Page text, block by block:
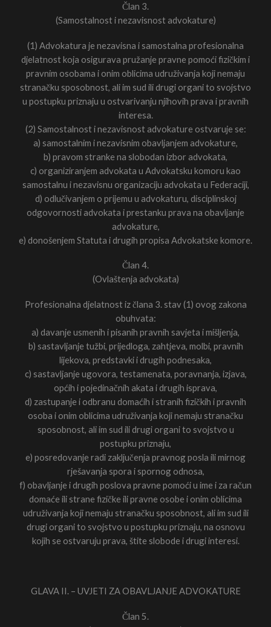
Član 3.
(Samostalnost i nezavisnost advokature)
(1) Advokatura je nezavisna i samostalna profesionalna
djelatnost koja osigurava pružanje pravne pomoći fizičkim i
pravnim osobama i onim oblicima udruživanja koji nemaju
stranačku sposobnost, ali im sud ili drugi organi to svojstvo
u postupku priznaju u ostvarivanju njihovih prava i pravnih
interesa.
(2) Samostalnost i nezavisnost advokature ostvaruje se:
a) samostalnim i nezavisnim obavljanjem advokature,
b) pravom stranke na slobodan izbor advokata,
c) organiziranjem advokata u Advokatsku komoru kao
samostalnu i nezavisnu organizaciju advokata u Federaciji,
d) odlučivanjem o prijemu u advokaturu, disciplinskoj
odgovornosti advokata i prestanku prava na obavljanje
advokature,
e) donošenjem Statuta i drugih propisa Advokatske komore.
Član 4.
(Ovlaštenja advokata)
Profesionalna djelatnost iz člana 3. stav (1) ovog zakona
obuhvata:
a) davanje usmenih i pisanih pravnih savjeta i mišljenja,
b) sastavljanje tužbi, prijedloga, zahtjeva, molbi, pravnih
lijekova, predstavki i drugih podnesaka,
c) sastavljanje ugovora, testamenata, poravnanja, izjava,
općih i pojedinačnih akata i drugih isprava,
d) zastupanje i odbranu domaćih i stranih fizičkih i pravnih
osoba i onim oblicima udruživanja koji nemaju stranačku
sposobnost, ali im sud ili drugi organi to svojstvo u
postupku priznaju,
e) posredovanje radi zaključenja pravnog posla ili mirnog
rješavanja spora i spornog odnosa,
f) obavljanje i drugih poslova pravne pomoći u ime i za račun
domaće ili strane fizičke ili pravne osobe i onim oblicima
udruživanja koji nemaju stranačku sposobnost, ali im sud ili
drugi organi to svojstvo u postupku priznaju, na osnovu
kojih se ostvaruju prava, štite slobode i drugi interesi.
GLAVA II. – UVJETI ZA OBAVLJANJE ADVOKATURE
Član 5.